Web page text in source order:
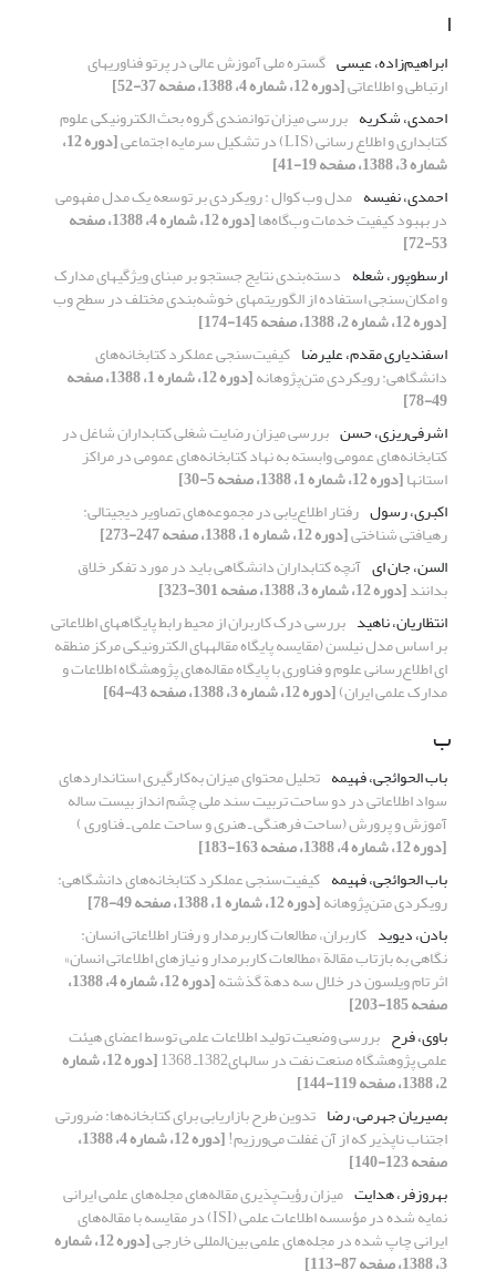
ا
ابراهیم‌زاده، عیسی گستره ملی آموزش عالی در پرتو فناوریهای
ارتباطی و اطلاعاتی[دوره 12، شماره 4، 1388، صفحه 37-52]
احمدی، شکریه بررسی میزان توانمندی گروه بحث الکترونیکی علوم
کتابداری و اطلاع رسانی (LIS) در تشکیل سرمایه اجتماعی [دوره 12،
شماره 3، 1388، صفحه 19-41]
احمدی، نفیسه مدل وب کوال : رویکردی بر توسعه یک مدل مفهومی
در بهبود کیفیت خدمات وب‌گاه‌ها [دوره 12، شماره 4، 1388، صفحه
53-72]
ارسطوپور، شعله دسته‌بندی نتایج جستجو بر مبنای ویژگیهای مدارک
و امکان‌سنجی استفاده از الگوریتمهای خوشه‌بندی مختلف در سطح وب
[دوره 12، شماره 2، 1388، صفحه 145-174]
اسفندیاری مقدم، علیرضا کیفیت‌‌سنجی عملکرد کتابخانه‌‌های
دانشگاهی: رویکردی متن‌‌پژوهانه [دوره 12، شماره 1، 1388، صفحه
49-78]
اشرفی‌ریزی، حسن بررسی میزان رضایت شغلی کتابداران شاغل در
کتابخانه‌های عمومی وابسته به نهاد کتابخانه‌های عمومی در مراکز
استانها[دوره 12، شماره 1، 1388، صفحه 5-30]
اکبری، رسول رفتار اطلاع‌‌یابی در مجموعه‌‌های تصاویر دیجیتالی:
رهیافتی شناختی[دوره 12، شماره 1، 1388، صفحه 247-273]
السن، جان ای آنچه کتابداران دانشگاهی باید در مورد تفکر خلاق
بدانند[دوره 12، شماره 3، 1388، صفحه 301-323]
انتظاریان، ناهید
بررسی درک کاربران از محیط رابط پایگاه‎های اطلاعاتی
بر اساس مدل نیلسن (مقایسه پایگاه مقاله‎های الکترونیکی مرکز منطقه
ای اطلاع‌رسانی علوم و فناوری با پایگاه مقاله‌های پژوهشگاه اطلاعات و
مدارک علمی ایران)[دوره 12، شماره 3، 1388، صفحه 43-64]
ب
باب الحوائجی، فهیمه تحلیل محتوای میزان به‌کارگیری استانداردهای
سواد اطلاعاتی در دو ساحت تربیت سند ملی چشم انداز بیست ساله
آموزش و پرورش (ساحت فرهنگی ـ هنری و ساحت علمی ـ فناوری )
[دوره 12، شماره 4، 1388، صفحه 163-183]
باب الحوائجی، فهیمه کیفیت‌‌سنجی عملکرد کتابخانه‌‌های دانشگاهی:
رویکردی متن‌‌پژوهانه[دوره 12، شماره 1، 1388، صفحه 49-78]
بادن، دیوید کاربران، مطالعات کاربرمدار و رفتار اطلاعاتی انسان:
نگاهی به بازتاب مقالة «مطالعات کاربرمدار و نیازهای اطلاعاتی انسان»
اثر تام ویلسون در خلال سه دهة گذشته [دوره 12، شماره 4، 1388،
صفحه 185-203]
باوی، فرح بررسی وضعیت تولید اطلاعات علمی توسط اعضای هیئت
علمی پژوهشگاه صنعت نفت در سالهای1382ـ 1368 [دوره 12، شماره
2، 1388، صفحه 119-144]
بصیریان جهرمی، رضا تدوین طرح بازاریابی برای کتابخانه‌ها: ضرورتی
اجتناب ناپذیر که از آن غفلت می‌ورزیم! [دوره 12، شماره 4، 1388،
صفحه 123-140]
بهروزفر، هدایت میزان رؤیت‌پذیری مقاله‌های مجله‌های علمی ایرانی
نمایه شده در مؤسسه اطلاعات علمی (ISI) در مقایسه با مقاله‌های
ایرانی چاپ شده در مجله‌های علمی بین‌المللی خارجی [دوره 12، شماره
3، 1388، صفحه 87-113]